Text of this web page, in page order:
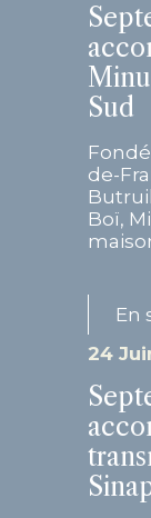
Sud
de-
Boï,
En
24